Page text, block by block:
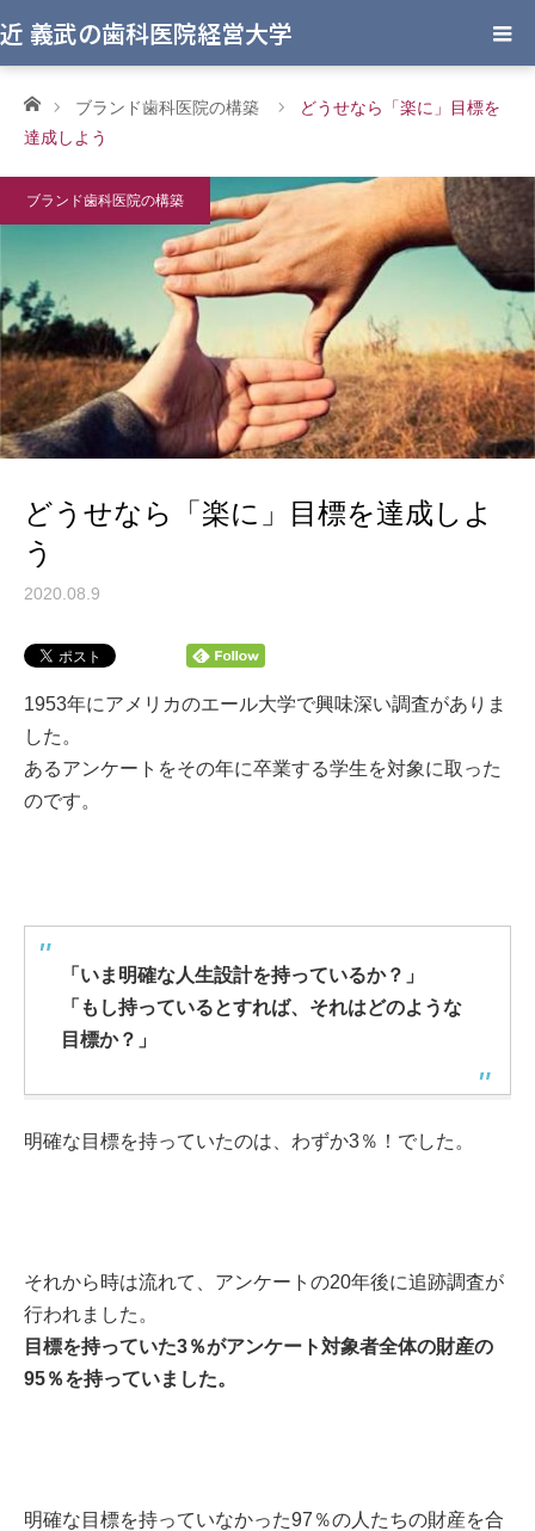
近 義武の歯科医院経営大学
ホームブランド歯科医院の構築
どうせなら「楽に」目標を
達成しよう
ブランド歯科医院の構築
どうせなら「楽に」目標を達成しよ
う
2020.08.9
1953年にアメリカのエール大学で興味深い調査がありま
した。
あるアンケートをその年に卒業する学生を対象に取った
のです。
「いま明確な人生設計を持っているか？」
「もし持っているとすれば、それはどのような
目標か？」
明確な目標を持っていたのは、わずか3％！でした。
それから時は流れて、アンケートの20年後に追跡調査が
行われました。
目標を持っていた3％がアンケート対象者全体の財産の
95％を持っていました。
明確な目標を持っていなかった97％の人たちの財産を合